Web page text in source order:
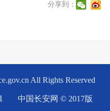
分享到：
All Rights Reserved
中国长安网 © 2017版